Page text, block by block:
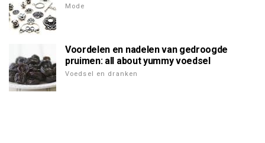
Mode
Voordelen en nadelen van gedroogde
pruimen: all about yummy voedsel
Voedsel en dranken